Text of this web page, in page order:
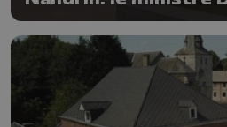
requiert son